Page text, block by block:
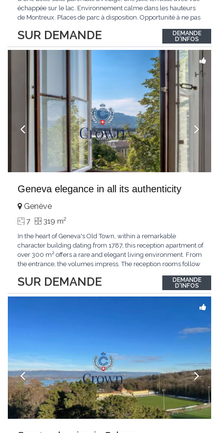
SUR DEMANDE
échappée sur le lac. Environnement calme dans les hauteurs
de Montreux. Places de parc à disposition. Opportunité à ne pas
auf dem Markt, geräumiges Duplex von mehr als 170m2 mit
einer schönen...
DEMANDE
D'INFOS
Geneva elegance in all its authenticity
SUR DEMANDE
Genève
7 319 m2
In the heart of Geneva's Old Town, within a remarkable
character building dating from 1787, this reception apartment of
over 300 m² offers a rare and elegant living environment. From
the entrance, the volumes impress. The reception rooms follow
period architecture. High ceilings, finely crafted stuccoes,
moldings, woodwork, old fireplaces,...
DEMANDE
D'INFOS